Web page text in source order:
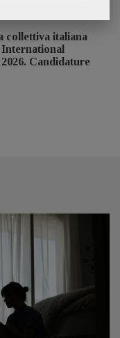
collettiva italiana
Candidature